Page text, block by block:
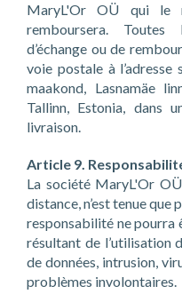
MaryL'Or OÜ qui le
remboursera. Toutes
d’échange ou de
voie postale à
maakond, Lasnamäe
Tallinn, Estonia, dans
livraison.
Article 9.
La société MaryL'Or
distance, n’est tenue que
responsabilité ne pourra
résultant de l’utilisation
de données, intrusion,
problèmes involontaires.